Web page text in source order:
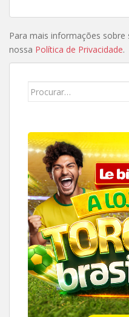
Para mais informações sobre
nossa Política de Privacidade.
Search